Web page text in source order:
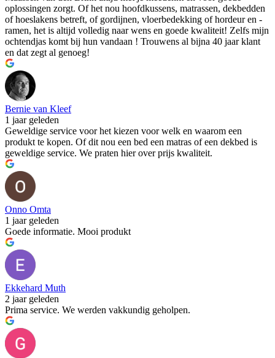
oplossingen zorgt. Of het nou hoofdkussens, matrassen, dekbedden
of hoeslakens betreft, of gordijnen, vloerbedekking of hordeur en -
ramen, het is altijd volledig naar wens en goede kwaliteit! Zelfs mijn
ochtendjas komt bij hun vandaan ! Trouwens al bijna 40 jaar klant
en dat zegt al genoeg!
Bernie van Kleef
1 jaar geleden
Geweldige service voor het kiezen voor welk en waarom een
produkt te kopen. Of dit nou een bed een matras of een dekbed is
geweldige service. We praten hier over prijs kwaliteit.
Onno Omta
1 jaar geleden
Goede informatie. Mooi produkt
Ekkehard Muth
2 jaar geleden
Prima service. We werden vakkundig geholpen.